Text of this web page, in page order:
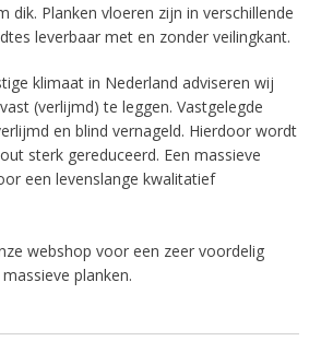
dik. Planken vloeren zijn in verschillende
leverbaar met en zonder veilingkant.
klimaat in Nederland adviseren wij
(verlijmd) te leggen. Vastgelegde
en blind vernageld. Hierdoor wordt
sterk gereduceerd. Een massieve
een levenslange kwalitatief
webshop voor een zeer voordelig
planken.